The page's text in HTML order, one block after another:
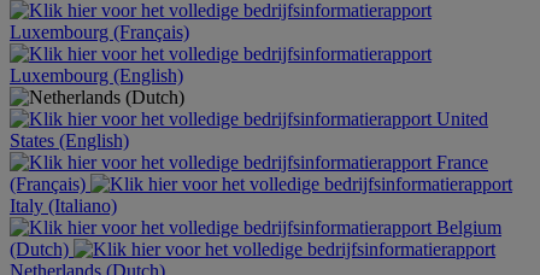
Luxembourg (Français)
Luxembourg (English)
United
States (English)
France
(Français)
Italy (Italiano)
Belgium
(Dutch)
Netherlands (Dutch)